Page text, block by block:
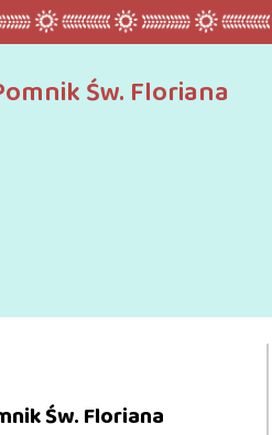
Św. Floriana
Św. Floriana